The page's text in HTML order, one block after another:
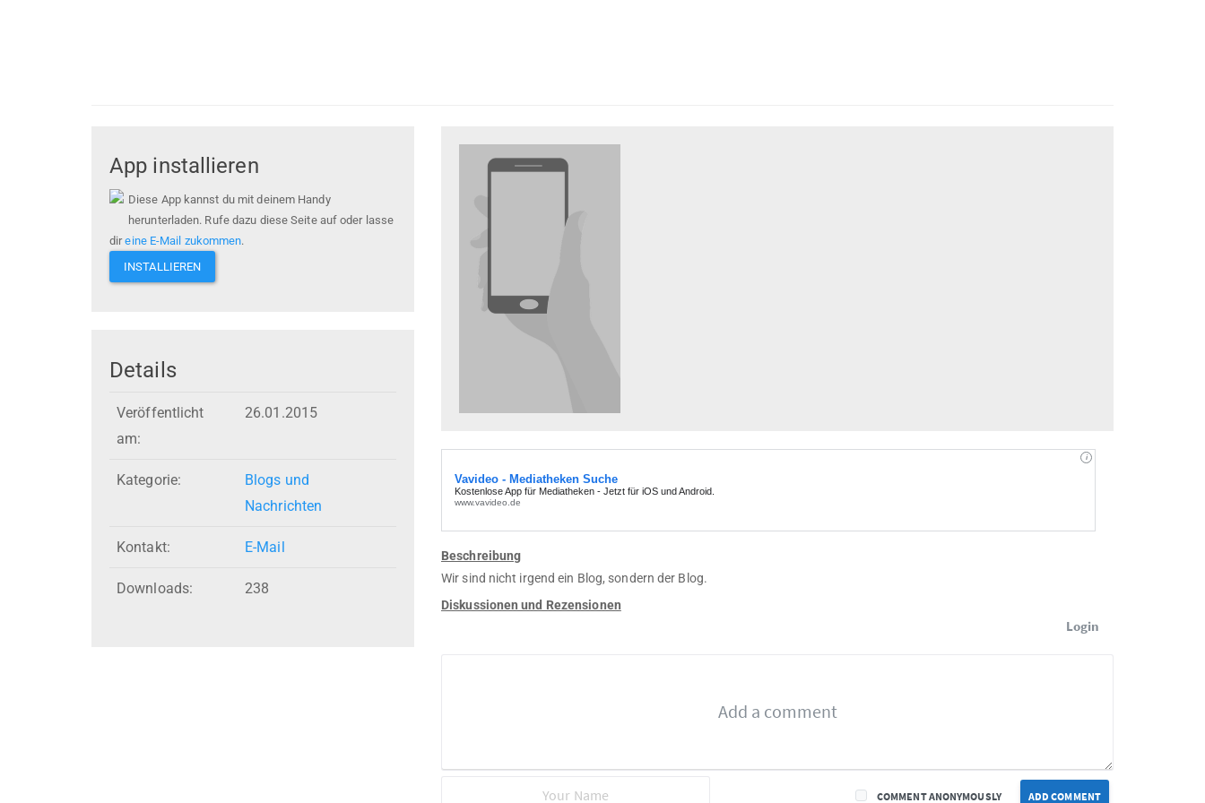
App installieren
Diese App kannst du mit deinem Handy
herunterladen. Rufe dazu diese Seite auf oder lasse
direine E-Mail zukommen.
INSTALLIEREN
Details
Veröffentlicht
am:
26.01.2015
Kategorie:
Blogs und
Nachrichten
Kontakt: E-Mail
Downloads: 238
Beschreibung
Wir sind nicht irgend ein Blog, sondern der Blog.
Diskussionen und Rezensionen
Login
ADD COMMENT
COMMENT ANONYMOUSLY